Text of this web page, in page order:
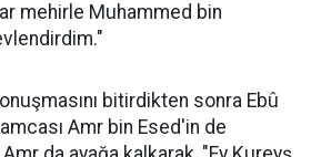
mehirle Muhammed bin
bitirdikten sonra Ebû
Amr bin Esed'in de